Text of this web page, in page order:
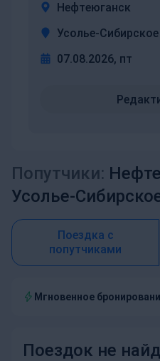
Нефтеюганск
Усолье-Сибирское
07.08.2026, пт
Попутчики:
Усолье-
Поездка с
попутчиками
Мгновенное
Поездок не